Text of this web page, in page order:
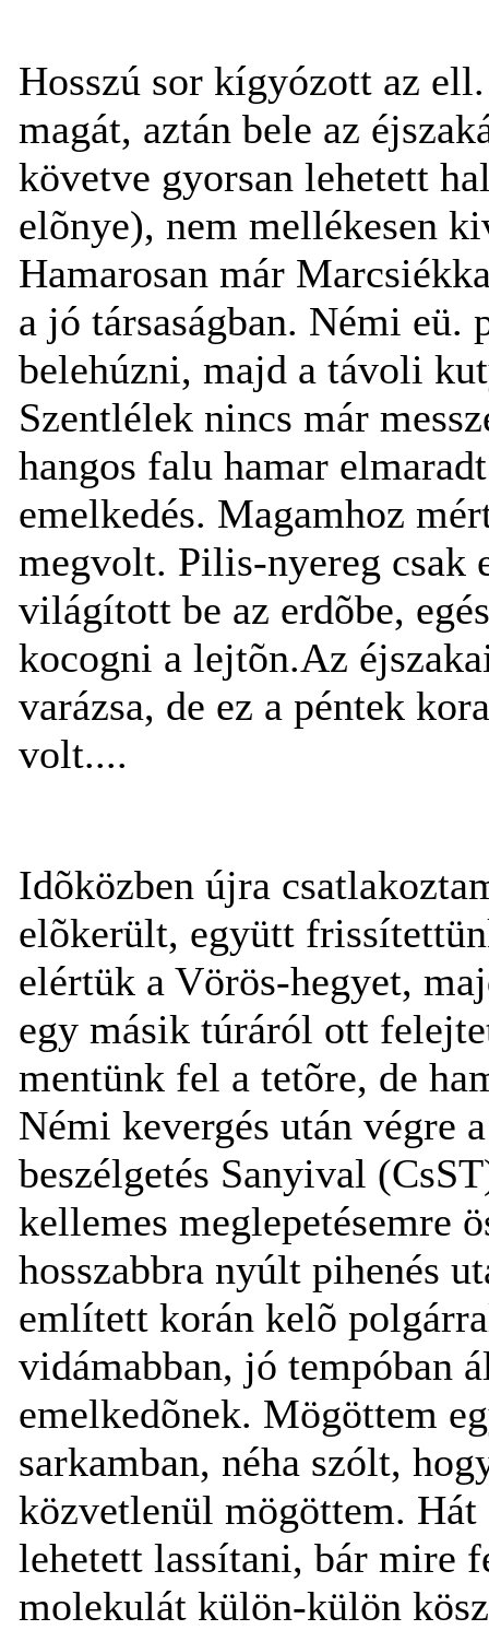
Hosszú sor kígyózott az
magát, aztán bele az
követve gyorsan lehetett
elõnye), nem mellékesen
Hamarosan már
a jó társaságban. Némi eü.
belehúzni, majd a távoli
Szentlélek nincs már
hangos falu hamar
emelkedés. Magamhoz
megvolt. Pilis-nyereg csak
világított be az erdõbe,
kocogni a lejtõn.Az
varázsa, de ez a péntek
volt....
Idõközben újra
elõkerült, együtt
elértük a Vörös-hegyet,
egy másik túráról ott
mentünk fel a tetõre, de
Némi kevergés után végre
beszélgetés Sanyival
kellemes meglepetésemre
hosszabbra nyúlt pihenés
említett korán kelõ
vidámabban, jó tempóban
emelkedõnek. Mögöttem
sarkamban, néha szólt,
közvetlenül mögöttem. Hát
lehetett lassítani, bár mire
molekulát külön-külön